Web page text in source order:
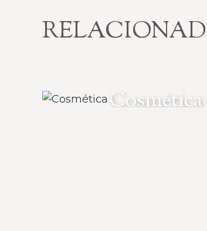
Cosmética